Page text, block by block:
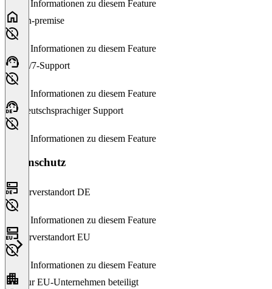
Keine Informationen zu diesem Feature
On-premise
Keine Informationen zu diesem Feature
24/7-Support
Keine Informationen zu diesem Feature
Deutschsprachiger Support
Keine Informationen zu diesem Feature
Datenschutz
Serverstandort DE
Keine Informationen zu diesem Feature
Serverstandort EU
Keine Informationen zu diesem Feature
Nur EU-Unternehmen beteiligt